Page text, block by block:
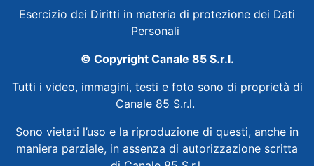
Esercizio dei Diritti in materia di protezione dei Dati
Personali
© Copyright Canale 85 S.r.l.
Tutti i video, immagini, testi e foto sono di proprietà di
Canale 85 S.r.l.
Sono vietati l’uso e la riproduzione di questi, anche in
maniera parziale, in assenza di autorizzazione scritta